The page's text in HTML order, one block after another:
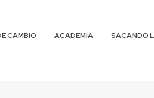
CAMBIO ACADEMIA
SACANDO